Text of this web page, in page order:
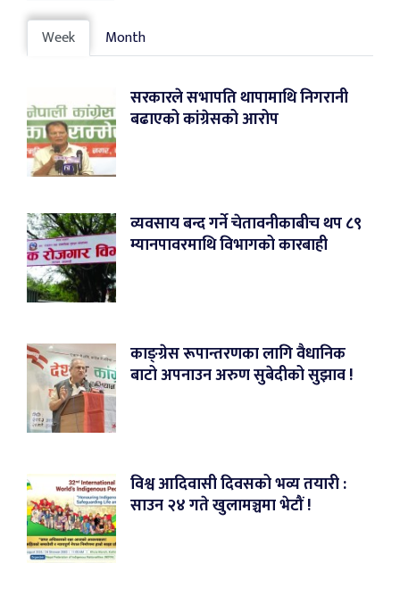
Week Month
सरकारले सभापति थापामाथि निगरानी
बढाएको कांग्रेसको आरोप
व्यवसाय बन्द गर्ने चेतावनीकाबीच थप ८९
म्यानपावरमाथि विभागको कारबाही
काङ्ग्रेस रूपान्तरणका लागि वैधानिक
बाटो अपनाउन अरुण सुबेदीको सुझाव !
विश्व आदिवासी दिवसको भव्य तयारी :
साउन २४ गते खुलामञ्चमा भेटौं !